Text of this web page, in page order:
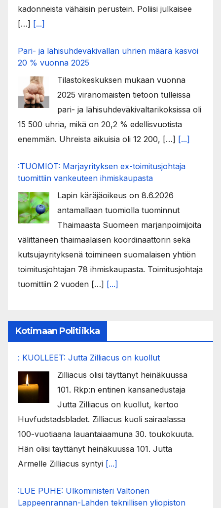
kadonneista vähäisin perustein. Poliisi julkaisee
[…] [...]
Pari- ja lähisuhdeväkivallan uhrien määrä kasvoi
20 % vuonna 2025
Tilastokeskuksen mukaan vuonna
2025 viranomaisten tietoon tulleissa
pari- ja lähisuhdeväkivaltarikoksissa oli
15 500 uhria, mikä on 20,2 % edellisvuotista
enemmän. Uhreista aikuisia oli 12 200, […] [...]
:TUOMIOT: Marjayrityksen ex-toimitusjohtaja
tuomittiin vankeuteen ihmiskaupasta
Lapin käräjäoikeus on 8.6.2026
antamallaan tuomiolla tuominnut
Thaimaasta Suomeen marjanpoimijoita
välittäneen thaimaalaisen koordinaattorin sekä
kutsujayrityksenä toimineen suomalaisen yhtiön
toimitusjohtajan 78 ihmiskaupasta. Toimitusjohtaja
tuomittiin 2 vuoden […] [...]
Kotimaan Politiikka
: KUOLLEET: Jutta Zilliacus on kuollut
Zilliacus olisi täyttänyt heinäkuussa
101. Rkp:n entinen kansanedustaja
Jutta Zilliacus on kuollut, kertoo
Huvfudstadsbladet. Zilliacus kuoli sairaalassa
100-vuotiaana lauantaiaamuna 30. toukokuuta.
Hän olisi täyttänyt heinäkuussa 101. Jutta
Armelle Zilliacus syntyi [...]
:LUE PUHE: Ulkoministeri Valtonen
Lappeenrannan-Lahden teknillisen yliopiston